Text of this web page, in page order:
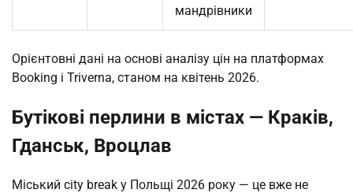
мандрівники
Орієнтовні дані на основі аналізу цін на платформах
Booking і Triverna, станом на квітень 2026.
Бутікові перлини в містах — Краків,
Гданськ, Вроцлав
Міський city break у Польщі 2026 року — це вже не